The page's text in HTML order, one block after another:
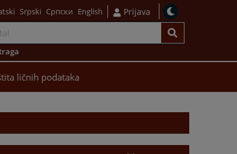
Srpski Српски English Prijava
ličnih podataka